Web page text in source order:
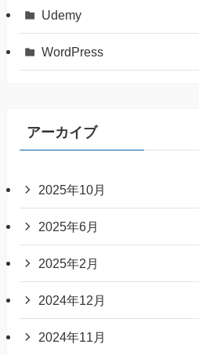
Udemy
WordPress
アーカイブ
2025年10月
2025年6月
2025年2月
2024年12月
2024年11月